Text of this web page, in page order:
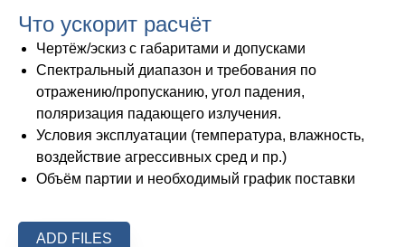
Что ускорит расчёт
Чертёж/эскиз с габаритами и допусками
Спектральный диапазон и требования по
отражению/пропусканию, угол падения,
поляризация падающего излучения.
Условия эксплуатации (температура, влажность,
воздействие агрессивных сред и пр.)
Объём партии и необходимый график поставки
ADD FILES